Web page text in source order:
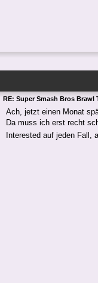
RE: Super Smash Bros Brawl
Ach, jetzt einen Monat
Da muss ich erst recht
Interested auf jeden Fall,